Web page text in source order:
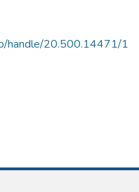
handle/20.500.14471/1